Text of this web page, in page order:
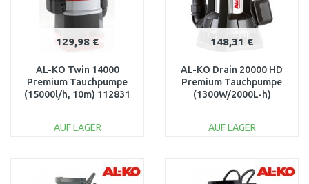
129,98 €
AL-KO Twin 14000
Premium Tauchpumpe
(15000l/h, 10m) 112831
AUF LAGER
148,31 €
AL-KO Drain 20000 HD
Premium Tauchpumpe
(1300W/2000L-h)
AUF LAGER